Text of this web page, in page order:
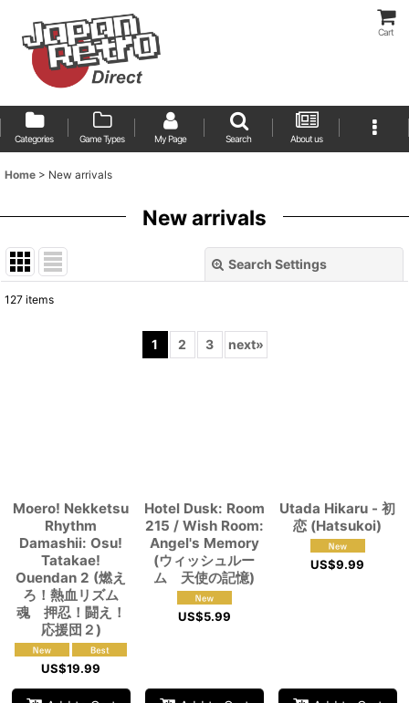
Cart
Categories Game Types My Page Search About us
Home > New arrivals
New arrivals
Search Settings
127 items
1 2 3 next»
Moero! Nekketsu
Rhythm
Damashii: Osu!
Tatakae!
Ouendan 2 (燃え
ろ！熱血リズム
魂 押忍！闘え！
応援団２)
US$19.99
Hotel Dusk: Room
215 / Wish Room:
Angel's Memory
(ウィッシュルー
ム 天使の記憶)
US$5.99
Utada Hikaru - 初
恋 (Hatsukoi)
US$9.99